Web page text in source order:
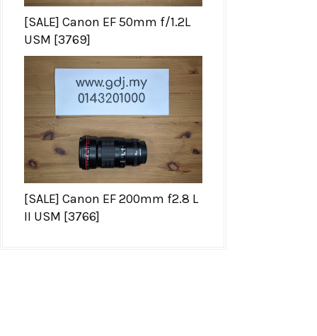
[SALE] Canon EF 50mm f/1.2L
USM [3769]
[SALE] Canon EF 200mm f2.8 L
II USM [3766]